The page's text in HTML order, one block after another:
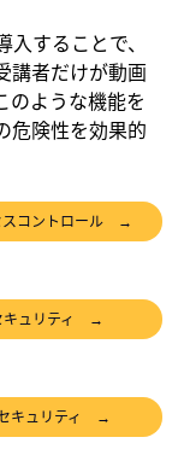
することで、
講者だけが動画
のような機能を
危険性を効果的
スコントロール →
キュリティ →
キュリティ →